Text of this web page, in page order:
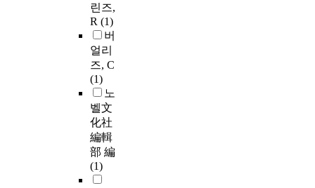
린즈,
R (1)
버
얼리
즈, C
(1)
노
벨文
化社
編輯
部 編
(1)